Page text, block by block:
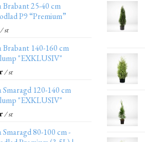
Brabant 25-40 cm
P9 “Premium”
st
Brabant 140-160 cm
"EXKLUSIV"
/ st
Smaragd 120-140 cm
"EXKLUSIV"
/ st
80-100 cm -